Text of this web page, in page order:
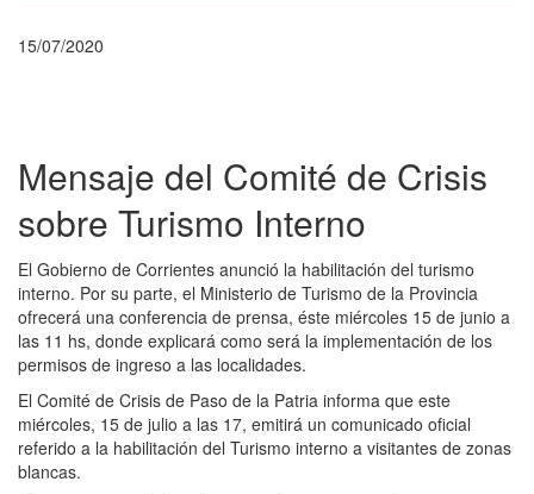
15/07/2020
Mensaje del Comité de Crisis
sobre Turismo Interno
El Gobierno de Corrientes anunció la habilitación del turismo
interno. Por su parte, el Ministerio de Turismo de la Provincia
ofrecerá una conferencia de prensa, éste miércoles 15 de junio a
las 11 hs, donde explicará como será la implementación de los
permisos de ingreso a las localidades.
El Comité de Crisis de Paso de la Patria informa que este
miércoles, 15 de julio a las 17, emitirá un comunicado oficial
referido a la habilitación del Turismo interno a visitantes de zonas
blancas.